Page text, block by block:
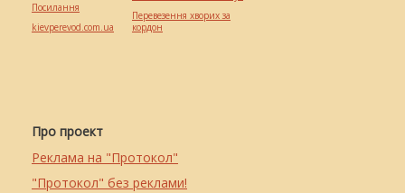
Про проект
Реклама на "Протокол"
"Протокол" без реклами!
Посилання
kievperevod.com.ua
Перевезення хворих за
кордон